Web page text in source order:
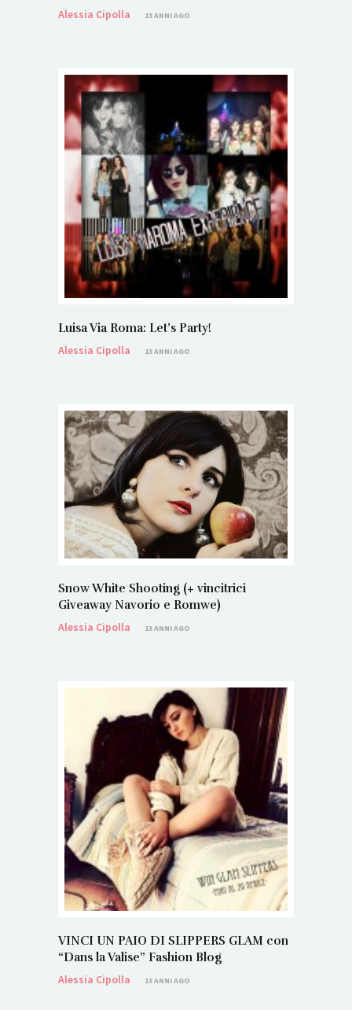
Alessia Cipolla
13 ANNI AGO
Luisa Via Roma: Let’s Party!
Alessia Cipolla
13 ANNI AGO
Snow White Shooting (+ vincitrici
Giveaway Navorio e Romwe)
Alessia Cipolla
13 ANNI AGO
VINCI UN PAIO DI SLIPPERS GLAM con
“Dans la Valise” Fashion Blog
Alessia Cipolla
13 ANNI AGO